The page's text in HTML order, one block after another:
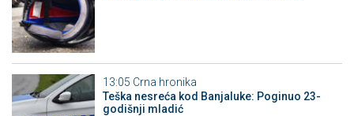
13:05 Crna hronika
Teška nesreća kod Banjaluke: Poginuo 23-
godišnji mladić